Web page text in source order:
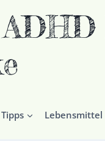
Tipps Lebensmittel